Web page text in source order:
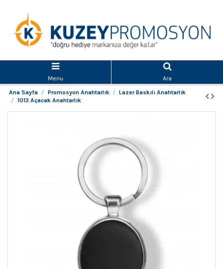
Menu
Ara
Ana Sayfa
Promosyon Anahtarlık
Lazer Baskılı Anahtarlık
1013 Açacak Anahtarlık